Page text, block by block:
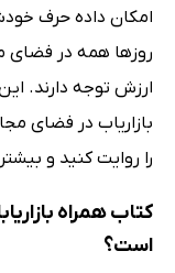
امکان داده حرف
روزها همه در فضای
ارزش توجه دارند.
بازاریاب در فضای
را روایت کنید و
کتاب همراه
است؟